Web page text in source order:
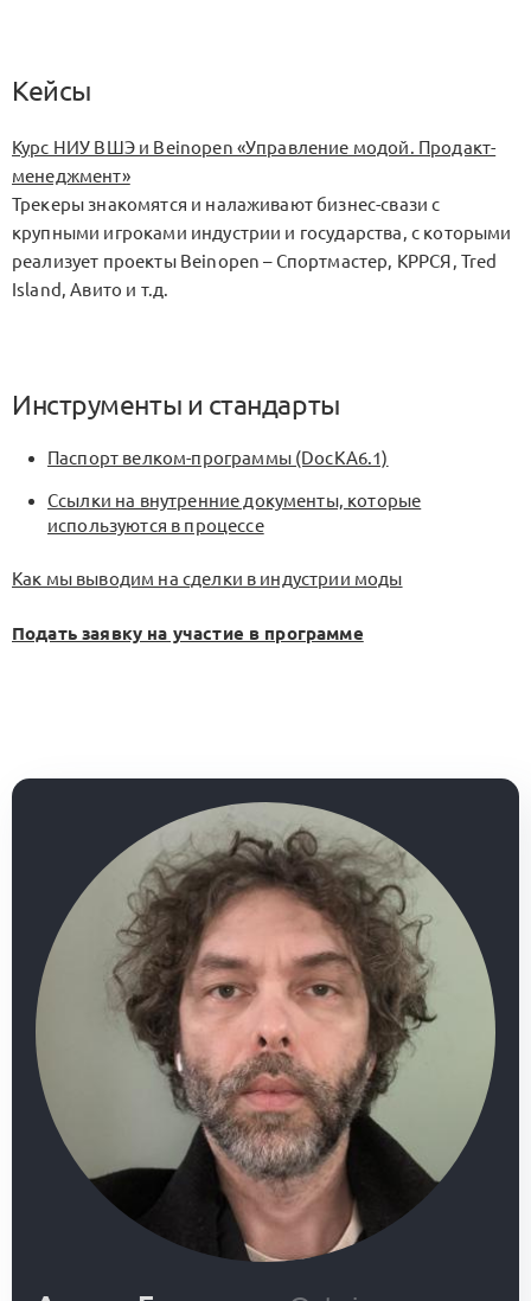
Кейсы
Курс НИУ ВШЭ и Beinopen «Управление модой. Продакт-
менеджмент»
Трекеры знакомятся и налаживают бизнес-свази с
крупными игроками индустрии и государства, с которыми
реализует проекты Beinopen – Спортмастер, КРРСЯ, Tred
Island, Авито и т.д.
Инструменты и стандарты
Паспорт велком-программы (DocKA6.1)
Ссылки на внутренние документы, которые
используются в процессе
Как мы выводим на сделки в индустрии моды
Подать заявку на участие в программе